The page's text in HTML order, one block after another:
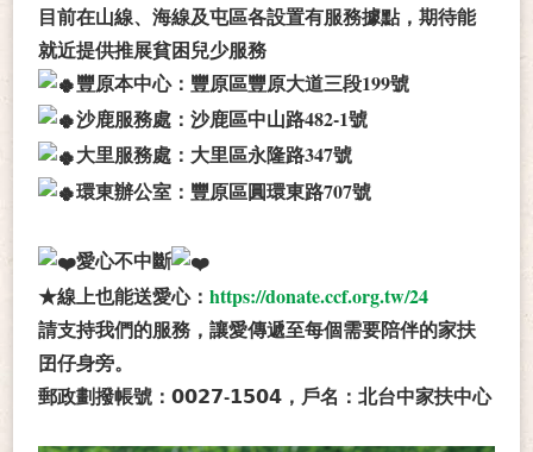
目前在山線、海線及屯區各設置有服務據點，期待能
就近提供推展貧困兒少服務
豐原本中心：豐原區豐原大道三段199號
沙鹿服務處：沙鹿區中山路482-1號
大里服務處：大里區永隆路347號
環東辦公室：豐原區圓環東路707號
愛心不中斷
★線上也能送愛心：https://donate.ccf.org.tw/24
請支持我們的服務，讓愛傳遞至每個需要陪伴的家扶
囝仔身旁。
郵政劃撥帳號：𝟬𝟬𝟮𝟳-𝟭𝟱𝟬𝟰，戶名：北台中家扶中心